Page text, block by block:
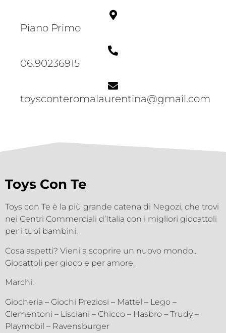
Piano Primo
06.90236915
toysconteromalaurentina@gmail.com
Toys Con Te
Toys con Te è la più grande catena di Negozi, che trovi
nei Centri Commerciali d’Italia con i migliori giocattoli
per i tuoi bambini.
Cosa aspetti? Vieni a scoprire un nuovo mondo..
Giocattoli per gioco e per amore.
Marchi:
Giocheria – Giochi Preziosi – Mattel – Lego –
Clementoni – Lisciani – Chicco – Hasbro – Trudy –
Playmobil – Ravensburger